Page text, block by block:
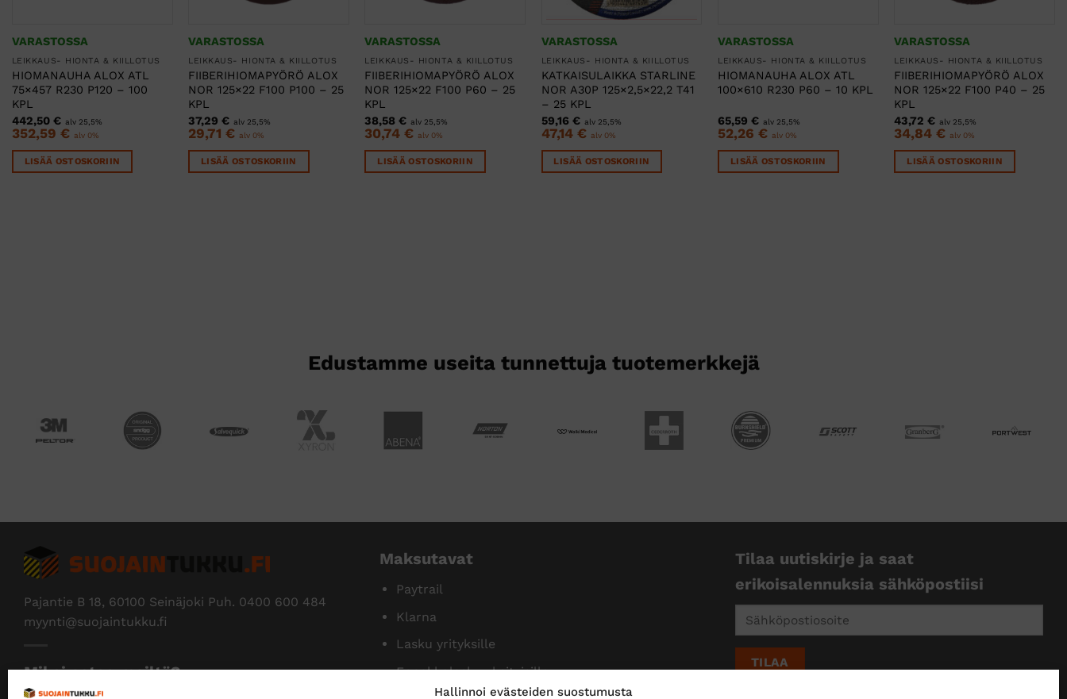
Hallinnoi evästeiden suostumusta
VARASTOSSA
LEIKKAUS- HIONTA & KIILLOTUS
HIOMANAUHA ALOX ATL
75×457 R230 P120 – 100
KPL
442,50 € alv 25,5%
352,59 € alv 0%
LISÄÄ OSTOSKORIIN
VARASTOSSA
LEIKKAUS- HIONTA & KIILLOTUS
FIIBERIHIOMAPYÖRÖ ALOX
NOR 125×22 F100 P100 – 25
KPL
37,29€ alv 25,5%
29,71€ alv 0%
LISÄÄ OSTOSKORIIN
VARASTOSSA
LEIKKAUS- HIONTA & KIILLOTUS
FIIBERIHIOMAPYÖRÖ ALOX
NOR 125×22 F100 P60 – 25
KPL
38,58€ alv 25,5%
30,74€ alv 0%
LISÄÄ OSTOSKORIIN
VARASTOSSA
LEIKKAUS- HIONTA & KIILLOTUS
KATKAISULAIKKA STARLINE
NOR A30P 125×2,5×22,2 T41
– 25 KPL
59,16 € alv 25,5%
47,14 € alv 0%
LISÄÄ OSTOSKORIIN
VARASTOSSA
LEIKKAUS- HIONTA & KIILLOTUS
HIOMANAUHA ALOX ATL
100×610 R230 P60 – 10 KPL
65,59€ alv 25,5%
52,26€ alv 0%
LISÄÄ OSTOSKORIIN
VARASTOSSA
LEIKKAUS- HIONTA & KIILLOTUS
FIIBERIHIOMAPYÖRÖ ALOX
NOR 125×22 F100 P40 – 25
KPL
43,72€ alv 25,5%
34,84€ alv 0%
LISÄÄ OSTOSKORIIN
Edustamme useita tunnettuja tuotemerkkejä
Pajantie B 18, 60100 Seinäjoki Puh. 0400 600 484
myynti@suojaintukku.fi
Miksi ostaa meiltä?
Maksutavat
Paytrail
Klarna
Lasku yrityksille
Ennakkolasku yksityisille
Tilaa uutiskirje ja saat
erikoisalennuksia sähköpostiisi